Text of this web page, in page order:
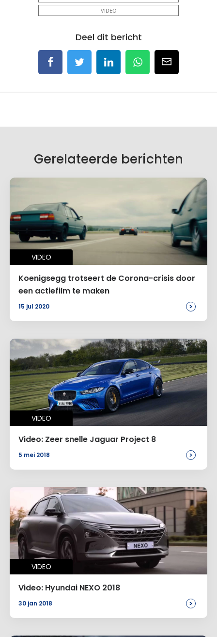
VIDEO
Deel dit bericht
Gerelateerde berichten
VIDEO
Koenigsegg trotseert de Corona-crisis door
een actiefilm te maken
15 jul 2020 >
VIDEO
Video: Zeer snelle Jaguar Project 8
5 mei 2018 >
VIDEO
Video: Hyundai NEXO 2018
30 jan 2018 >